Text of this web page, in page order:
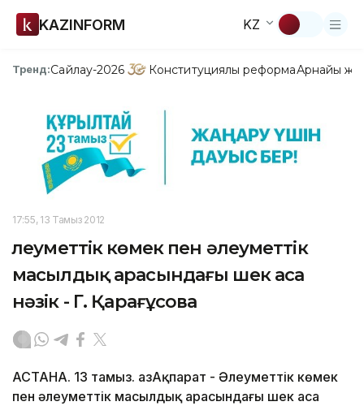
KAZINFORM KZ
Тренд:Сайлау-2026 Конституциялық реформаАрнайы
17:55, 13 Тамыз 2012
Әлеуметтік көмек пен әлеуметтік
масылдық арасындағы шек аса
нәзік - Г. Қарағұсова
АСТАНА. 13 тамыз. ҚазАқпарат - Әлеуметтік көмек
пен әлеуметтік масылдық арасындағы шек аса